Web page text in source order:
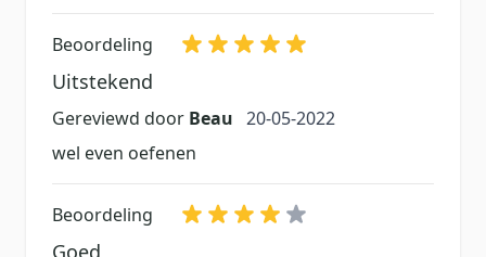
Beoordeling
Uitstekend
Gereviewd door Beau 20 mei 2022
20-05-2022
wel even oefenen
Beoordeling
Goed